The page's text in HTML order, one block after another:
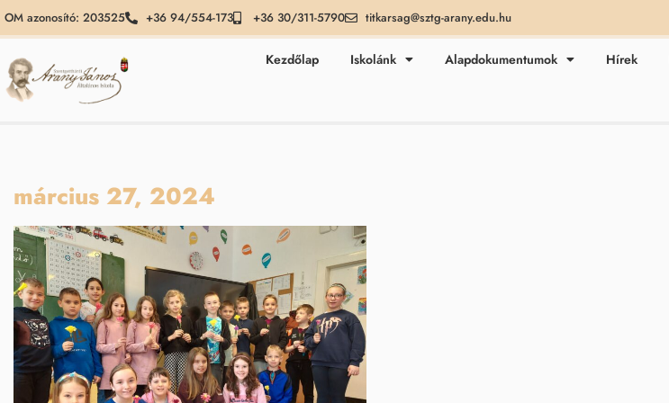
OM azonosító: 203525 +36 94/554-173 +36 30/311-5790 titkarsag@sztg-arany.edu.hu
Kezdőlap Iskolánk Alapdokumentumok Hírek
március 27, 2024